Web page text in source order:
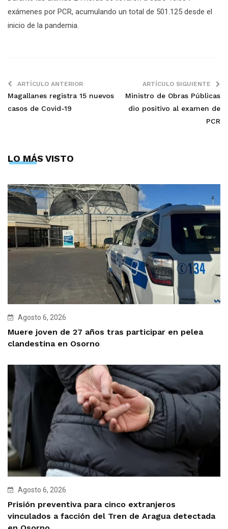
exámenes por PCR, acumulando un total de 501.125 desde el
inicio de la pandemia.
ARTÍCULO ANTERIOR
Magallanes registra 15 nuevos
casos de Covid-19
ARTÍCULO SIGUIENTE
Ministro de Obras Públicas
dio positivo al examen de
PCR
LO MÁS VISTO
Agosto 6, 2026
Muere joven de 27 años tras participar en pelea
clandestina en Osorno
Agosto 6, 2026
Prisión preventiva para cinco extranjeros
vinculados a facción del Tren de Aragua detectada